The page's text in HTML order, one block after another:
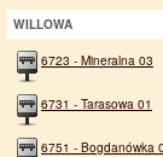
WILLOWA
6723 - Mineralna 03
6731 - Tarasowa 01
6751 - Bogdanówka